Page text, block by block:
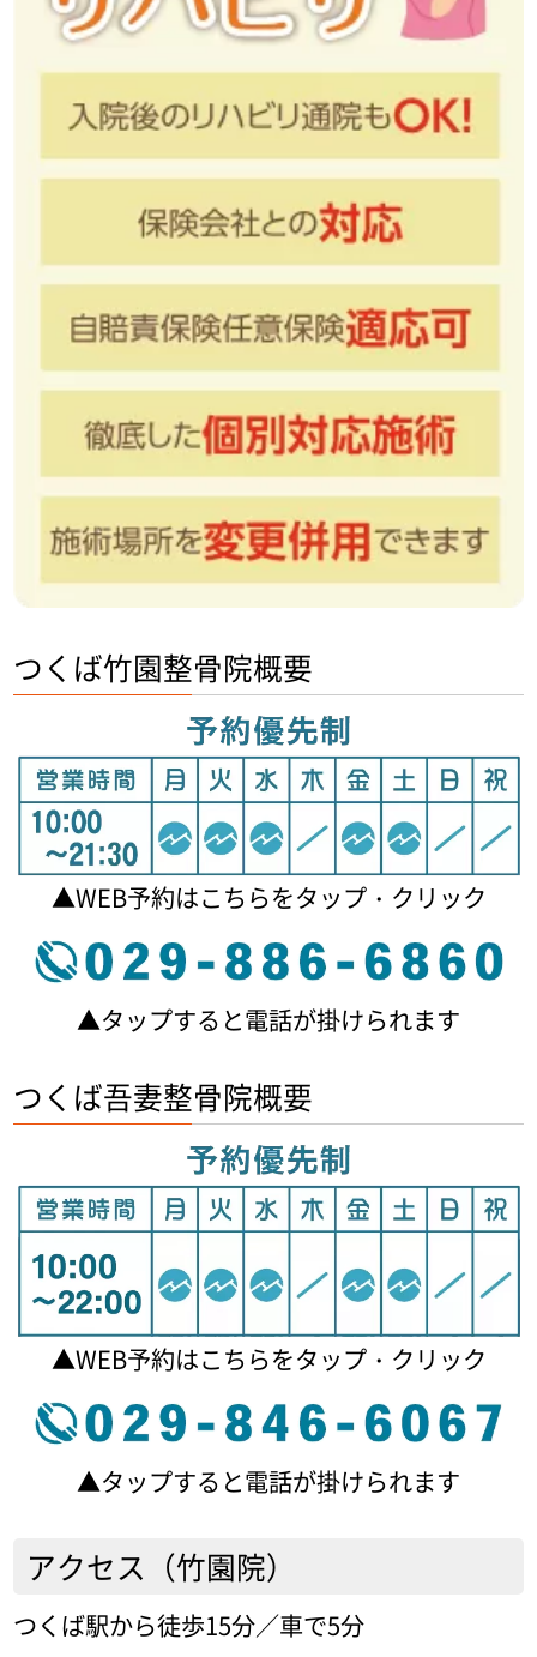
つくば竹園整骨院概要
▲WEB予約はこちらをタップ・クリック
▲タップすると電話が掛けられます
つくば吾妻整骨院概要
▲WEB予約はこちらをタップ・クリック
▲タップすると電話が掛けられます
アクセス（竹園院）
つくば駅から徒歩15分／車で5分